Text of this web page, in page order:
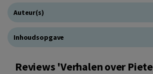
Auteur(s)
Inhoudsopgave
Reviews 'Verhalen over